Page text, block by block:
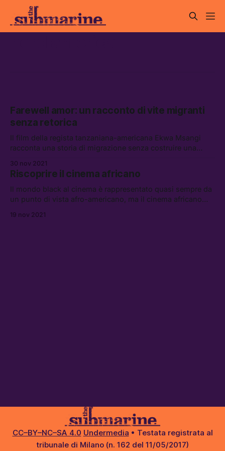
Farewell amor: un racconto di vite migranti
senza retorica
Il film della regista tanzaniana-americana Ekwa Msangi
racconta una storia di migrazione senza costruire una
concentrarsi sulla sfera emotiva dei propri personaggi.
30 nov 2021
Riscoprire il cinema africano
Il mondo black al cinema è rappresentato quasi sempre da
un punto di vista afro-americano, ma il cinema africano
riscoperte. Ve ne presentiamo alcune in collaborazione con
19 nov 2021
CC–BY–NC–SA 4.0 Undermedia • Testata registrata al
tribunale di Milano (n. 162 del 11/05/2017)